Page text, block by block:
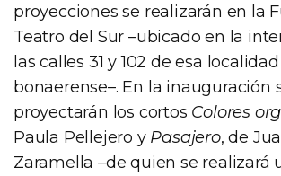
proyecciones se realizarán en la
Teatro del Sur –ubicado en la
las calles 31 y 102 de esa
bonaerense–. En la inauguración
proyectarán los cortos Colores
Paula Pellejero y Pasajero, de
Zaramella –de quien se realizará